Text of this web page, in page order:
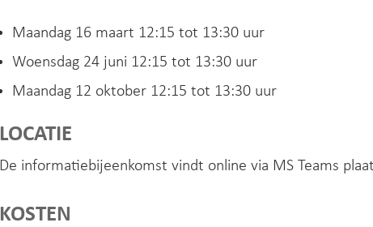
Maandag 16 maart 12:15 tot 13:30 uur
Woensdag 24 juni 12:15 tot 13:30 uur
Maandag 12 oktober 12:15 tot 13:30 uur
LOCATIE
De informatiebijeenkomst vindt online via MS Teams
KOSTEN